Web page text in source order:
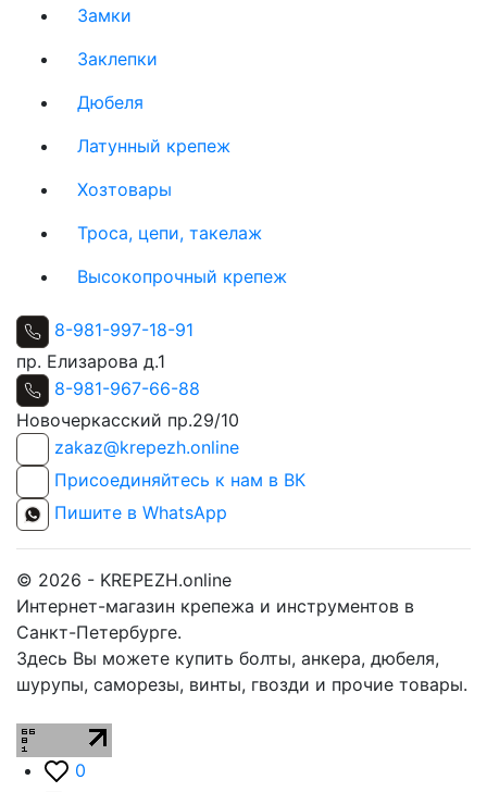
Замки
Заклепки
Дюбеля
Латунный крепеж
Хозтовары
Троса, цепи, такелаж
Высокопрочный крепеж
8-981-997-18-91
пр. Елизарова д.1
8-981-967-66-88
Новочеркасский пр.29/10
zakaz@krepezh.online
Присоединяйтесь к нам в ВК
Пишите в WhatsApp
© 2026 - KREPEZH.online
Интернет-магазин крепежа и инструментов в
Санкт-Петербурге.
Здесь Вы можете купить болты, анкера, дюбеля,
шурупы, саморезы, винты, гвозди и прочие товары.
0